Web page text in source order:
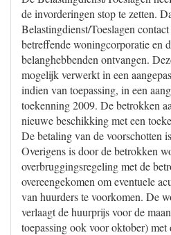
de invorderingen stop te zetten.
Belastingdienst/Toeslagen
betreffende woningcorporatie en
belanghebbenden ontvangen.
mogelijk verwerkt in een
indien van toepassing, in een
toekenning 2009. De betrokken
nieuwe beschikking met een
De betaling van de voorschotten
Overigens is door de betrokken
overbruggingsregeling met de
overeengekomen om eventuele
van huurders te voorkomen. De
verlaagt de huurprijs voor de
toepassing ook voor oktober) met